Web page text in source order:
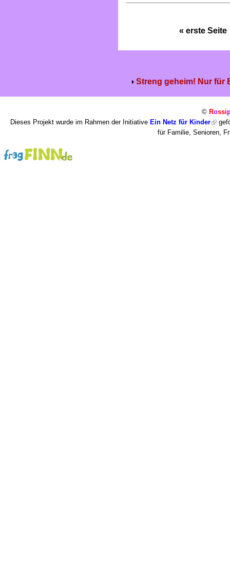
« erste Seite
Streng geheim! Nur für
© Rossi
Dieses Projekt wurde im Rahmen der Initiative Ein Netz für Kinder
für Familie, Senioren,